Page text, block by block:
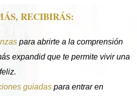
RECIBIRÁS:
para abrirte a la comprensión
expandid que te permite vivir una
guiadas para entrar en